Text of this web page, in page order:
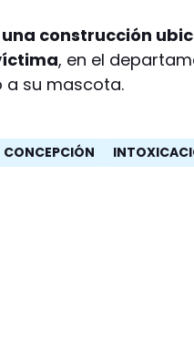
una construcción
, en el
a su mascota.
CONCEPCIÓN